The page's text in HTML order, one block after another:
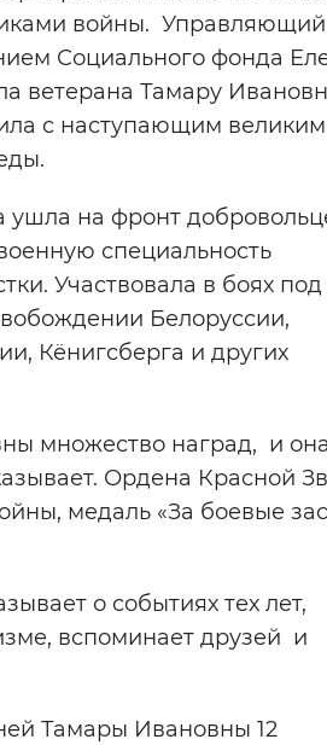
войны. Управляющий
Социального фонда
ветерана Тамару
с наступающим великим
ушла на фронт
специальность
Участвовала в боях под
Белоруссии,
Кёнигсберга и других
множество наград, и
Ордена Красной
медаль «За боевые
о событиях тех лет,
вспоминает друзей и
Тамары Ивановны 12